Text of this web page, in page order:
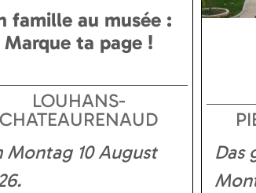
famille au musée :
Marque ta page !
LOUHANS-
CHATEAURENAUD
Montag 10 August
Das